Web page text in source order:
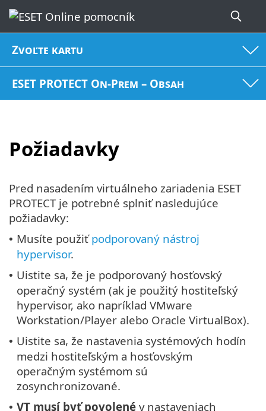
Zvoľte kartu
ESET PROTECT On-Prem – Obsah
Požiadavky
Pred nasadením virtuálneho zariadenia ESET
PROTECT je potrebné splniť nasledujúce
požiadavky:
• Musíte použiťpodporovaný nástroj
hypervisor.
• Uistite sa, že je podporovaný hosťovský
operačný systém (ak je použitý hostiteľský
hypervisor, ako napríklad VMware
Workstation/Player alebo Oracle VirtualBox).
• Uistite sa, že nastavenia systémových hodín
medzi hostiteľským a hosťovským
operačným systémom sú
zosynchronizované.
• VT musí byť povolené v nastaveniach